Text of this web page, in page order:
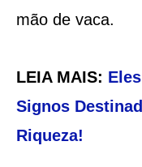
mão de vaca.
LEIA MAIS:
Signos
Riqueza!